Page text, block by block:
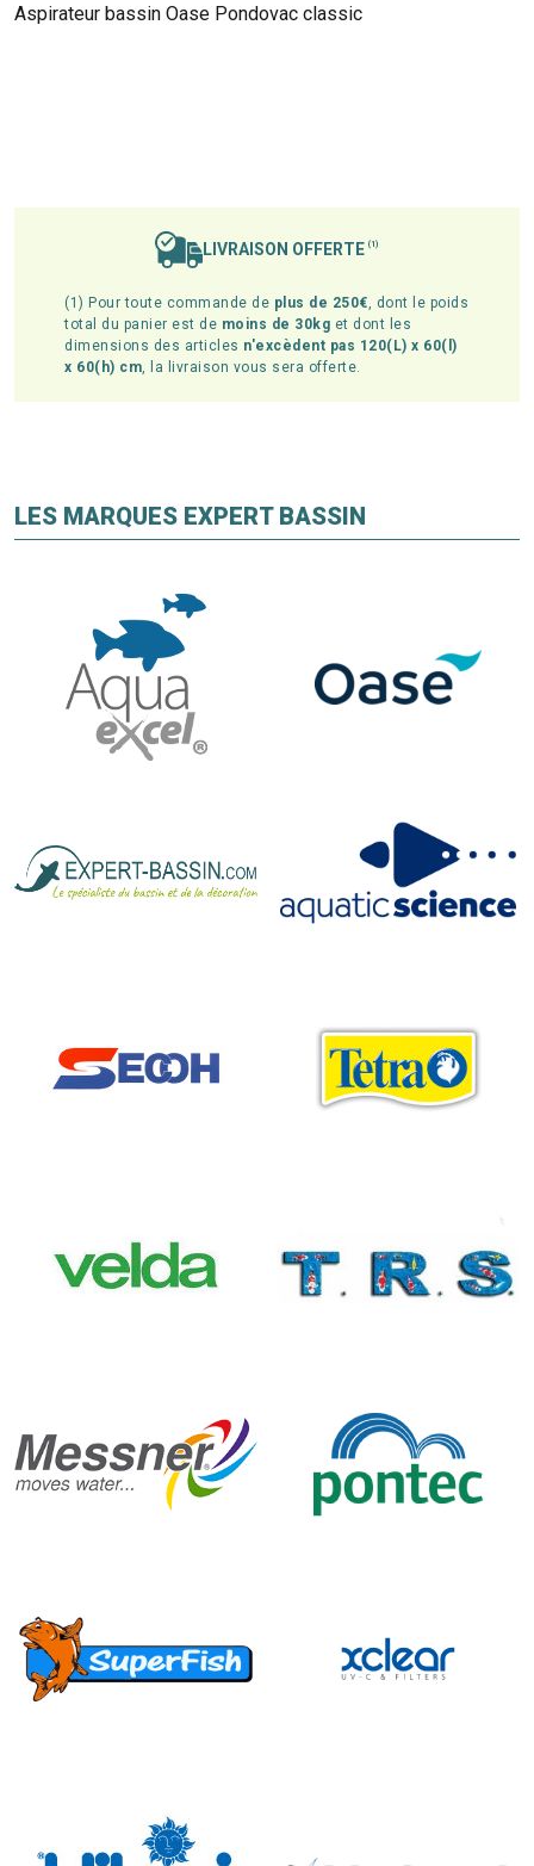
Aspirateur bassin Oase Pondovac classic
LIVRAISON OFFERTE (1)
(1) Pour toute commande de plus de 250€, dont le poids
total du panier est de moins de 30kg et dont les
dimensions des articles n'excèdent pas 120(L) x 60(l)
x 60(h) cm, la livraison vous sera offerte.
LES MARQUES EXPERT BASSIN